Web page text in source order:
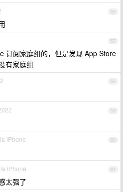
56
57
订阅家庭组的，但是发现 App Store
有家庭组
58
59
60
iPhone
61
iPhone
太强了